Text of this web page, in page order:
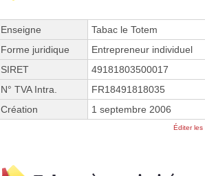
Enseigne
Tabac le Totem
Forme juridique
Entrepreneur individuel
SIRET
49181803500017
N° TVA Intra.
FR18491818035
Création
1 septembre 2006
Éditer les